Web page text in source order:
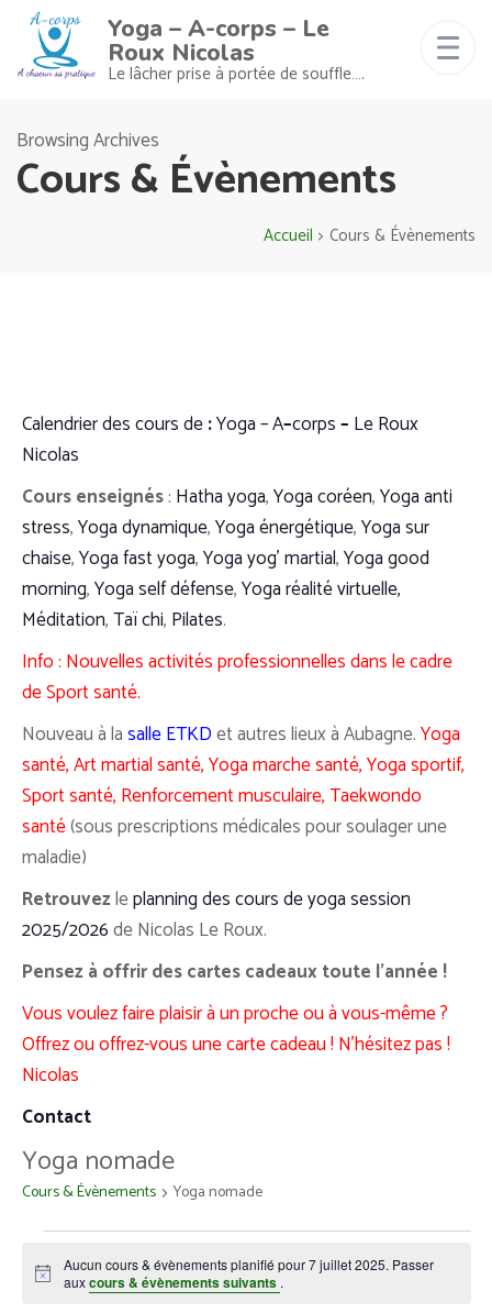
Yoga – A-corps – Le
Roux Nicolas
Le lâcher prise à portée de souffle….
Browsing Archives
Cours & Évènements
Accueil > Cours & Évènements
Calendrierdescoursde:Yoga– A–corps– LeRoux
Nicolas
Cours enseignés: Hatha yoga,Yoga coréen,Yoga anti
stress,Yoga dynamique,Yoga énergétique,Yoga sur
chaise,Yoga fast yoga,Yoga yog’ martial,Yoga good
morning,Yoga self défense,Yoga réalité virtuelle,
Méditation,Taï chi, Pilates.
Info : Nouvelles activités professionnelles dans le cadre
de Sport santé.
Nouveau à lasalle ETKDet autres lieux à Aubagne.Yoga
santé, Art martial santé, Yoga marche santé, Yoga sportif,
Sport santé, Renforcement musculaire, Taekwondo
santé(sous prescriptions médicales pour soulager une
maladie)
Retrouvezleplanning des cours de yoga session
2025/2026de Nicolas Le Roux.
Pensez à offrir des cartes cadeaux toute l’année !
Vous voulez faire plaisir à un proche ou à vous-même ?
Offrez ou offrez-vous une carte cadeau ! N’hésitez pas !
Nicolas
Contact
Yoga nomade
Cours & Évènements Yoga nomade
Notice
Aucun cours & évènements planifié pour 7 juillet 2025. Passer
auxcours & évènements suivants .